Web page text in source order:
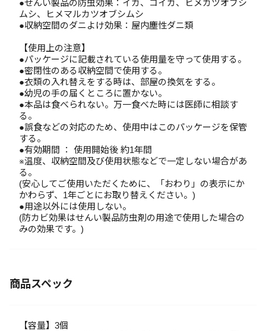
●せんい製品の防虫効果：イガ、コイガ、ヒメカツオブシ
ムシ、ヒメマルカツオブシムシ
●収納空間のダニよけ効果：屋内塵性ダニ類
【使用上の注意】
●パッケージに記載されている使用量を守って使用する。
●密閉性のある収納空間で使用する。
●衣類の入れ替えをする時は、部屋の換気をする。
●幼児の手の届くところに置かない。
●本品は食べられない。万一食べた時には医師に相談す
る。
●誤食などの対応のため、使用中はこのパッケージを保管
する。
●有効期間 ： 使用開始後 約1年間
※温度、収納空間及び使用状態などで一定しない場合があ
る。
(安心してご使用いただくために、「おわり」の表示にか
かわらず、1年ごとにお取り替えください。)
●用途以外には使用しない。
(防カビ効果はせんい製品防虫剤の用途で使用した場合の
みの効果です。)
商品スペック
【容量】3個